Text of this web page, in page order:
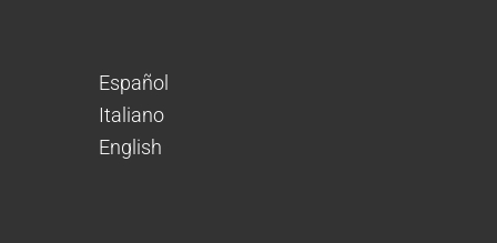
Español
Italiano
English